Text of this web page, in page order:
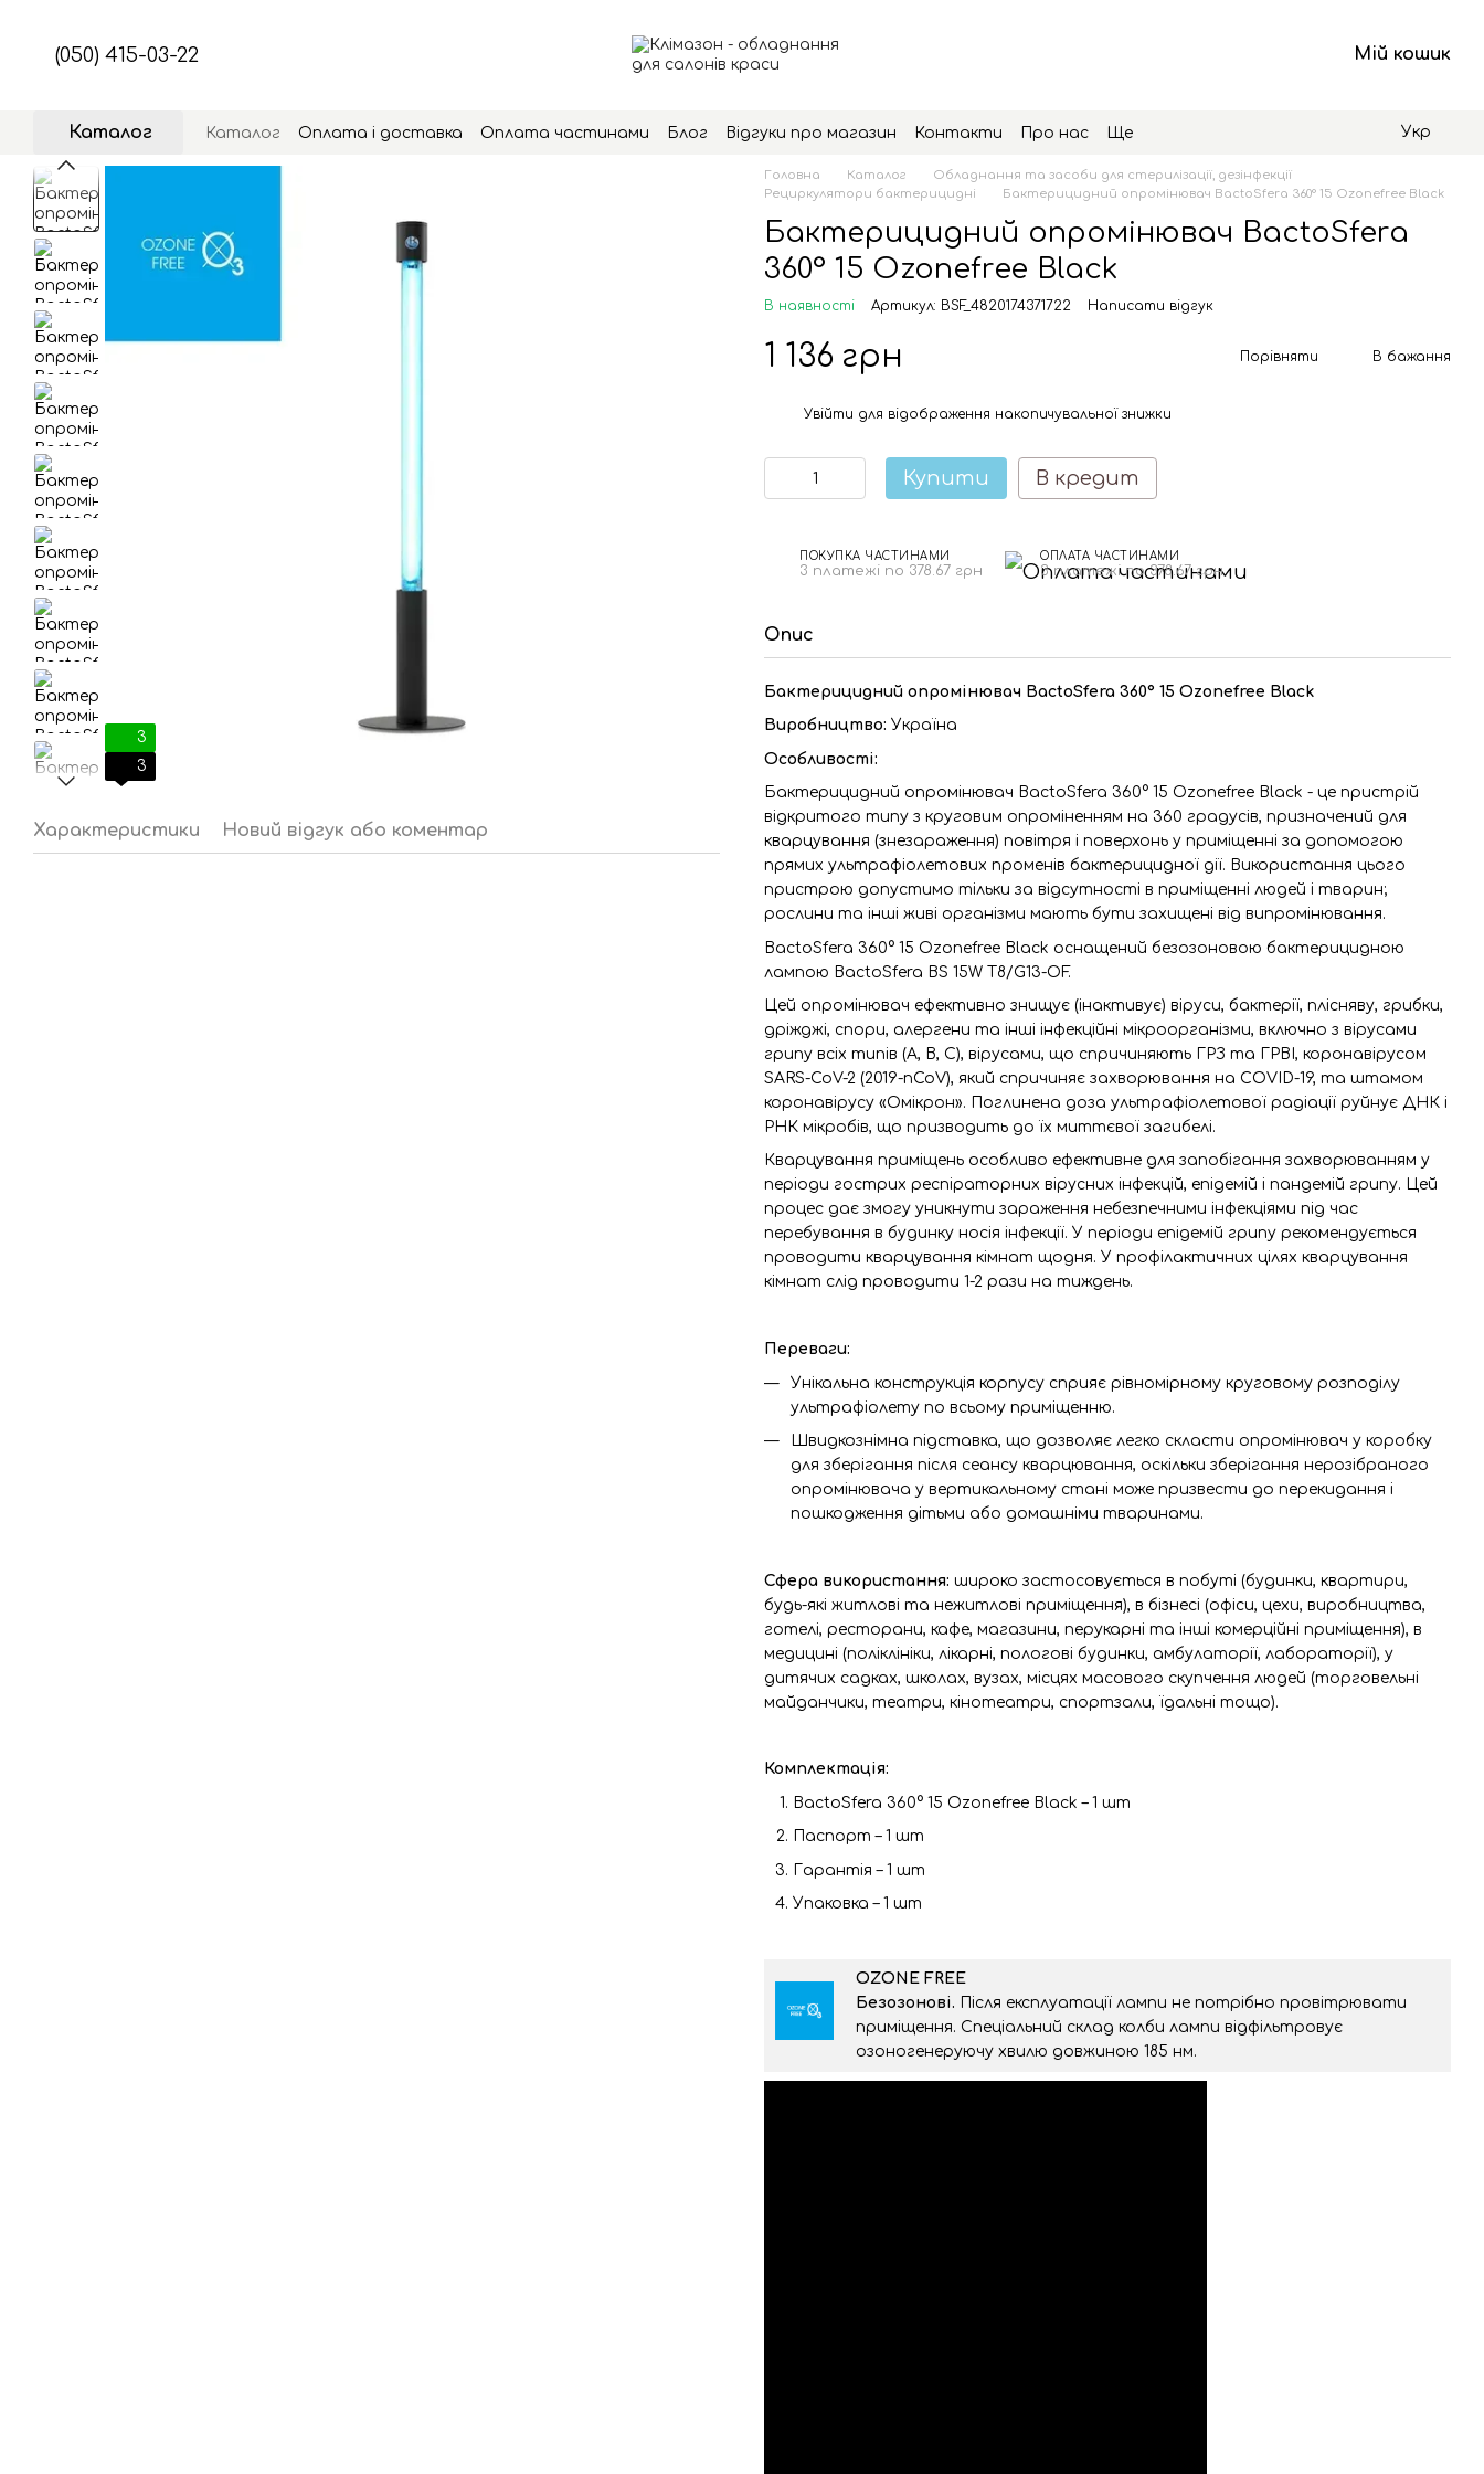
(050) 415-03-22 Мій кошик
Каталог Каталог Оплата і доставка Оплата частинами Блог Відгуки про магазин Контакти Про нас Ще Укр
3
3
Характеристики Новий відгук або коментар
Головна Каталог
Обладнання та засоби для стерилізації, дезінфекції
Рециркулятори бактерицидні
Бактерицидний опромінювач BactoSfera 360° 15 Ozonefree Black
Бактерицидний опромінювач BactoSfera
360° 15 Ozonefree Black
В наявності Артикул: BSF_4820174371722 Написати відгук
1 136 грн Порівняти В бажання
Увійти для відображення накопичувальної знижки
Купити В кредит
ПОКУПКА ЧАСТИНАМИ
3 платежі по 378.67 грн
ОПЛАТА ЧАСТИНАМИ
3 платежі по 378.67 грн
Опис
Бактерицидний опромінювач BactoSfera 360° 15 Ozonefree Black
Виробництво: Україна
Особливості:
Бактерицидний опромінювач BactoSfera 360° 15 Ozonefree Black - це пристрій
відкритого типу з круговим опроміненням на 360 градусів, призначений для
кварцування (знезараження) повітря і поверхонь у приміщенні за допомогою
прямих ультрафіолетових променів бактерицидної дії. Використання цього
пристрою допустимо тільки за відсутності в приміщенні людей і тварин;
рослини та інші живі організми мають бути захищені від випромінювання.
BactoSfera 360° 15 Ozonefree Black оснащений безозоновою бактерицидною
лампою BactoSfera BS 15W T8/G13-OF.
Цей опромінювач ефективно знищує (інактивує) віруси, бактерії, плісняву, грибки,
дріжджі, спори, алергени та інші інфекційні мікроорганізми, включно з вірусами
грипу всіх типів (A, B, C), вірусами, що спричиняють ГРЗ та ГРВІ, коронавірусом
SARS-CoV-2 (2019-nCoV), який спричиняє захворювання на COVID-19, та штамом
коронавірусу «Омікрон». Поглинена доза ультрафіолетової радіації руйнує ДНК і
РНК мікробів, що призводить до їх миттєвої загибелі.
Кварцування приміщень особливо ефективне для запобігання захворюванням у
періоди гострих респіраторних вірусних інфекцій, епідемій і пандемій грипу. Цей
процес дає змогу уникнути зараження небезпечними інфекціями під час
перебування в будинку носія інфекції. У періоди епідемій грипу рекомендується
проводити кварцування кімнат щодня. У профілактичних цілях кварцування
кімнат слід проводити 1-2 рази на тиждень.
Переваги:
Унікальна конструкція корпусу сприяє рівномірному круговому розподілу
ультрафіолету по всьому приміщенню.
Швидкознімна підставка, що дозволяє легко скласти опромінювач у коробку
для зберігання після сеансу кварцювання, оскільки зберігання нерозібраного
опромінювача у вертикальному стані може призвести до перекидання і
пошкодження дітьми або домашніми тваринами.
Сфера використання: широко застосовується в побуті (будинки, квартири,
будь-які житлові та нежитлові приміщення), в бізнесі (офіси, цехи, виробництва,
готелі, ресторани, кафе, магазини, перукарні та інші комерційні приміщення), в
медицині (поліклініки, лікарні, пологові будинки, амбулаторії, лабораторії), у
дитячих садках, школах, вузах, місцях масового скупчення людей (торговельні
майданчики, театри, кінотеатри, спортзали, їдальні тощо).
Комплектація:
BactoSfera 360° 15 Ozonefree Black – 1 шт
Паспорт – 1 шт
Гарантія – 1 шт
Упаковка – 1 шт
OZONE FREE
Безозонові.
Після експлуатації лампи не потрібно провітрювати
приміщення. Спеціальний склад колби лампи відфільтровує
озоногенеруючу хвилю довжиною 185 нм.